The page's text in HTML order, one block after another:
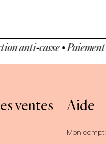
• Paiement sécurisé •
ventes Aide
Mon